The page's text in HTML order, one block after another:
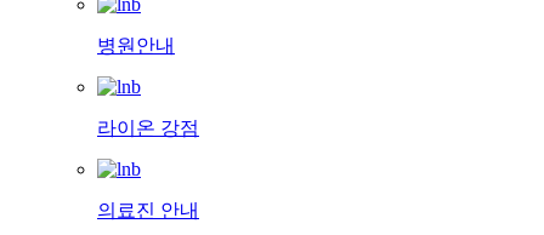
병원안내
라이온 강점
의료진 안내